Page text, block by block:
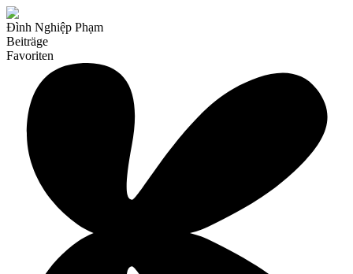
Đình Nghiệp Phạm
Beiträge
Favoriten